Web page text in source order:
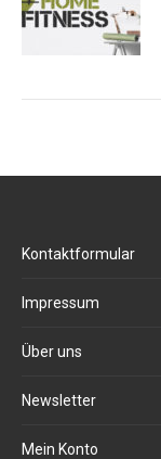
Kontaktformular
Impressum
Über uns
Newsletter
Mein Konto